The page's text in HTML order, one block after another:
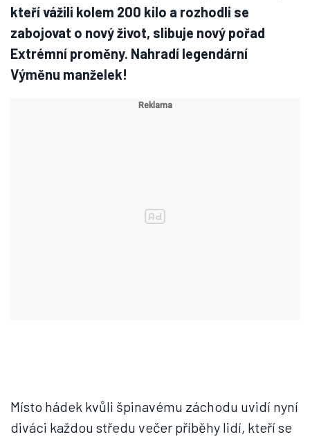
kteří vážili kolem 200 kilo a rozhodli se
zabojovat o nový život, slibuje nový pořad
Extrémní proměny. Nahradí legendární
Výměnu manželek!
Místo hádek kvůli špinavému záchodu uvidí nyní
diváci každou středu večer příběhy lidí, kteří se